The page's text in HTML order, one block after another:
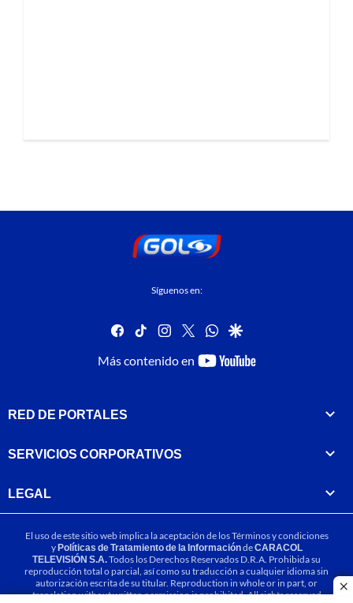
Síguenos en:
facebook
tiktok instagram
twitterwhatsapp
google
Más contenido en
youtube-
RED DE PORTALES
SERVICIOS CORPORATIVOS
LEGAL
El uso de este sitio web implica la aceptación de losTérminos y condiciones
yPolíticas de Tratamiento de la InformacióndeCARACOL
TELEVISIÓN S.A.Todos los Derechos Reservados D.R.A. Prohibida su
reproducción total o parcial, así como su traducción a cualquier idioma sin
autorización escrita de su titular. Reproduction in whole or in part, or
translation without written permission is prohibited. All rights reserved